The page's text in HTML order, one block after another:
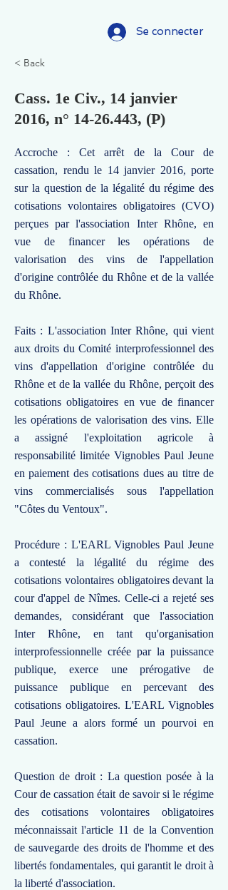
Se connecter
< Back
Cass. 1e Civ., 14 janvier
2016, n° 14-26.443, (P)
Accroche : Cet arrêt de la Cour de
cassation, rendu le 14 janvier 2016, porte
sur la question de la légalité du régime des
cotisations volontaires obligatoires (CVO)
perçues par l'association Inter Rhône, en
vue de financer les opérations de
valorisation des vins de l'appellation
d'origine contrôlée du Rhône et de la vallée
du Rhône.
Faits : L'association Inter Rhône, qui vient
aux droits du Comité interprofessionnel des
vins d'appellation d'origine contrôlée du
Rhône et de la vallée du Rhône, perçoit des
cotisations obligatoires en vue de financer
les opérations de valorisation des vins. Elle
a assigné l'exploitation agricole à
responsabilité limitée Vignobles Paul Jeune
en paiement des cotisations dues au titre de
vins commercialisés sous l'appellation
"Côtes du Ventoux".
Procédure : L'EARL Vignobles Paul Jeune
a contesté la légalité du régime des
cotisations volontaires obligatoires devant la
cour d'appel de Nîmes. Celle-ci a rejeté ses
demandes, considérant que l'association
Inter Rhône, en tant qu'organisation
interprofessionnelle créée par la puissance
publique, exerce une prérogative de
puissance publique en percevant des
cotisations obligatoires. L'EARL Vignobles
Paul Jeune a alors formé un pourvoi en
cassation.
Question de droit : La question posée à la
Cour de cassation était de savoir si le régime
des cotisations volontaires obligatoires
méconnaissait l'article 11 de la Convention
de sauvegarde des droits de l'homme et des
libertés fondamentales, qui garantit le droit à
la liberté d'association.